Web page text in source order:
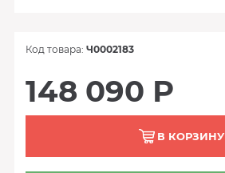
Код товара: Ч0002183
148 090 Р
В КОРЗИНУ